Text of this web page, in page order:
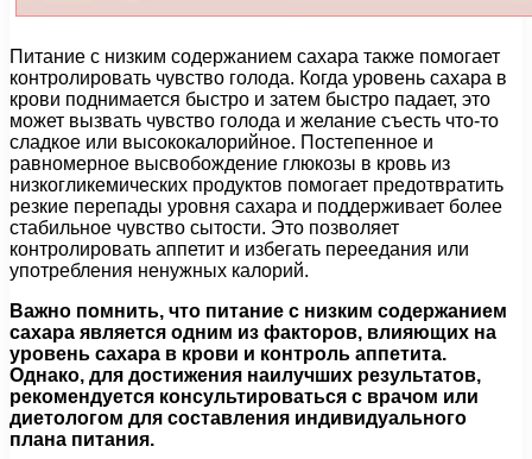
Питание с низким содержанием сахара также помогает
контролировать чувство голода. Когда уровень сахара в
крови поднимается быстро и затем быстро падает, это
может вызвать чувство голода и желание съесть что-то
сладкое или высококалорийное. Постепенное и
равномерное высвобождение глюкозы в кровь из
низкогликемических продуктов помогает предотвратить
резкие перепады уровня сахара и поддерживает более
стабильное чувство сытости. Это позволяет
контролировать аппетит и избегать переедания или
употребления ненужных калорий.
Важно помнить, что питание с низким содержанием
сахара является одним из факторов, влияющих на
уровень сахара в крови и контроль аппетита.
Однако, для достижения наилучших результатов,
рекомендуется консультироваться с врачом или
диетологом для составления индивидуального
плана питания.